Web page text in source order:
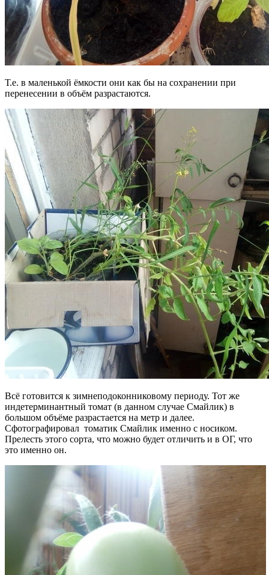
Т.е. в маленькой ёмкости они как бы на сохранении при
перенесении в объём разрастаются.
Всё готовится к зимнеподоконниковому периоду. Тот же
индетерминантный томат (в данном случае Смайлик) в
большом объёме разрастается на метр и далее.
Сфотографировал томатик Смайлик именно с носиком.
Прелесть этого сорта, что можно будет отличить и в ОГ, что
это именно он.